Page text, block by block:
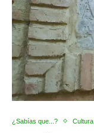
¿Sabías que...? Cultura